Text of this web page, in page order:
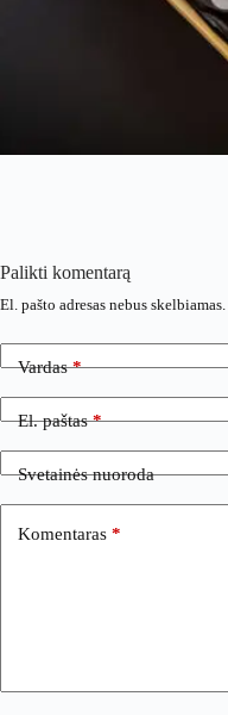
Palikti komentarą
El. pašto adresas nebus skelbiamas.
Vardas*
El. paštas*
Svetainės nuoroda
Komentaras *